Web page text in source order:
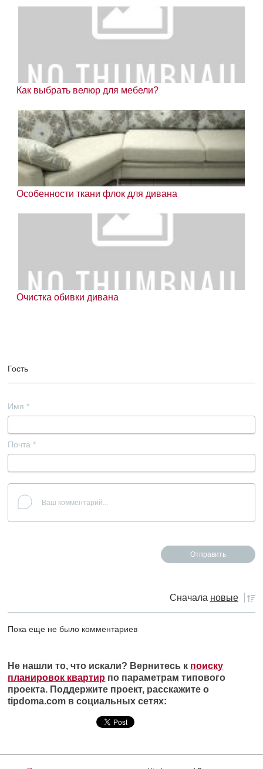
Как выбрать велюр для мебели?
Особенности ткани флок для дивана
Очистка обивки дивана
Гость
Имя *
Почта *
Сначала новые
Пока еще не было комментариев
Не нашли то, что искали? Вернитесь к поиску
планировок квартир по параметрам типового
проекта. Поддержите проект, расскажите о
tipdoma.com в социальных сетях: